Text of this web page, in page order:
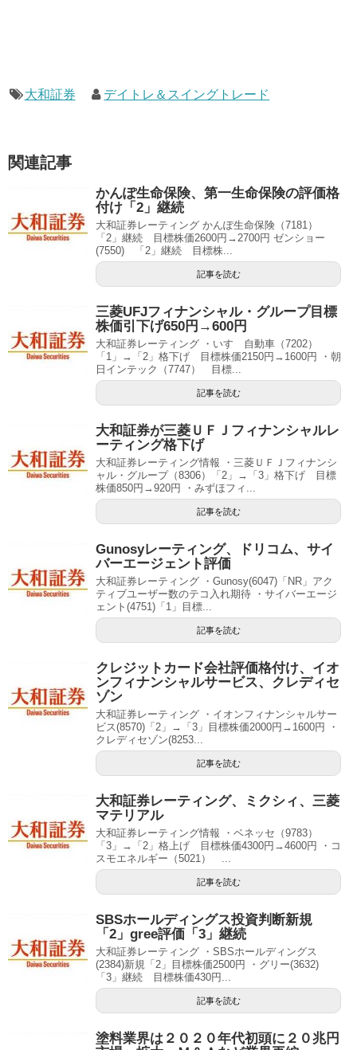
大和証券 デイトレ＆スイングトレード
関連記事
かんぽ生命保険、第一生命保険の評価格
付け「2」継続
大和証券レーティング かんぽ生命保険（7181）
「2」継続 目標株価2600円→2700円 ゼンショー
(7550) 「2」継続 目標株...
記事を読む
三菱UFJフィナンシャル・グループ目標
株価引下げ650円→600円
大和証券レーティング ・いすゞ自動車（7202）
「1」→「2」格下げ 目標株価2150円→1600円 ・朝
日インテック（7747） 目標...
記事を読む
大和証券が三菱ＵＦＪフィナンシャルレ
ーティング格下げ
大和証券レーティング情報 ・三菱ＵＦＪフィナンシ
ャル・グループ（8306）「2」→「3」格下げ 目標
株価850円→920円 ・みずほフィ...
記事を読む
Gunosyレーティング、ドリコム、サイ
バーエージェント評価
大和証券レーティング ・Gunosy(6047)「NR」アク
ティブユーザー数のテコ入れ期待 ・サイバーエージ
ェント(4751)「1」目標...
記事を読む
クレジットカード会社評価格付け、イオ
ンフィナンシャルサービス、クレディセ
ゾン
大和証券レーティング ・イオンフィナンシャルサー
ビス(8570)「2」→「3」目標株価2000円→1600円 ・
クレディセゾン(8253...
記事を読む
大和証券レーティング、ミクシィ、三菱
マテリアル
大和証券レーティング情報 ・ベネッセ（9783）
「3」→「2」格上げ 目標株価4300円→4600円 ・コ
スモエネルギー（5021） ...
記事を読む
SBSホールディングス投資判断新規
「2」gree評価「3」継続
大和証券レーティング ・SBSホールディングス
(2384)新規「2」目標株価2500円 ・グリー(3632)
「3」継続 目標株価430円...
記事を読む
塗料業界は２０２０年代初頭に２０兆円